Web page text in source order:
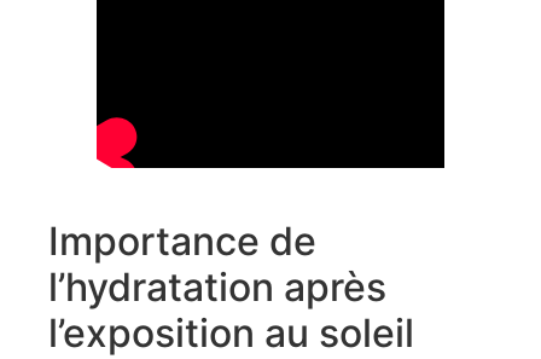
Importance de
l’hydratation après
l’exposition au soleil